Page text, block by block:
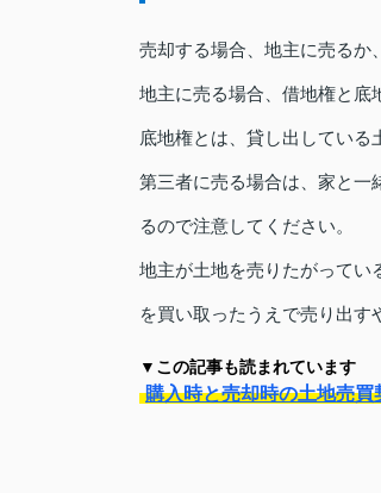
売却する場合、地主に売るか
地主に売る場合、借地権と底
底地権とは、貸し出している
第三者に売る場合は、家と一
るので注意してください。
地主が土地を売りたがってい
を買い取ったうえで売り出す
▼この記事も読まれています
購入時と売却時の土地売